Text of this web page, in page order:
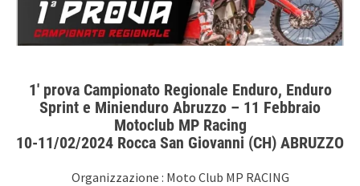
1′ prova Campionato Regionale Enduro, Enduro
Sprint e Minienduro Abruzzo – 11 Febbraio
Motoclub MP Racing
10-11/02/2024 Rocca San Giovanni (CH) ABRUZZO
Organizzazione : Moto Club MP RACING